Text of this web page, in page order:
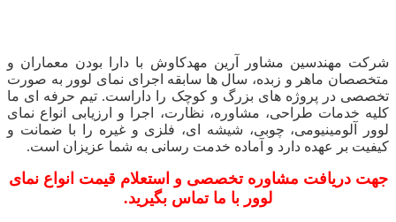
شرکت مهندسین مشاور آرین مهدکاوش با دارا بودن معماران و
متخصصان ماهر و زبده، سال ها سابقه اجرای نمای لوور به صورت
تخصصی در پروژه های بزرگ و کوچک را داراست. تیم حرفه ای ما
کلیه خدمات طراحی، مشاوره، نظارت، اجرا و ارزیابی انواع نمای
لوور آلومینیومی، چوبی، شیشه ای، فلزی و غیره را با ضمانت و
کیفیت بر عهده دارد و آماده خدمت رسانی به شما عزیزان است.
جهت دریافت مشاوره تخصصی و استعلام قیمت انواع نمای
لوور با ما تماس بگیرید.